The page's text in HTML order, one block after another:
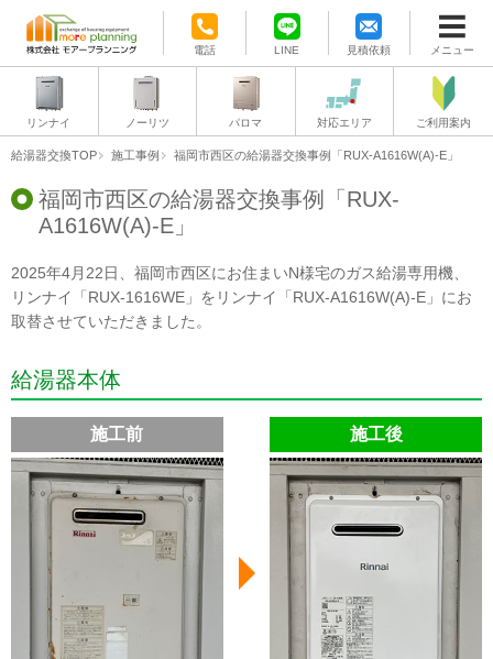
電話 LINE 見積依頼 メニュー
リンナイ ノーリツ パロマ 対応エリア ご利用案内
給湯器交換TOP 施工事例 福岡市西区の給湯器交換事例「RUX-A1616W(A)-E」
福岡市西区の給湯器交換事例「RUX-
A1616W(A)-E」
2025年4月22日、福岡市西区にお住まいN様宅のガス給湯専用機、
リンナイ「RUX-1616WE」をリンナイ「RUX-A1616W(A)-E」にお
取替させていただきました。
給湯器本体
施工前 施工後